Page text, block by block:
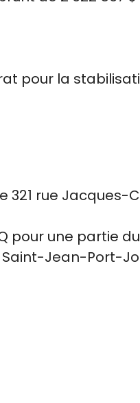
pour la
rue Jacques-
une partie du
Jean-Port-